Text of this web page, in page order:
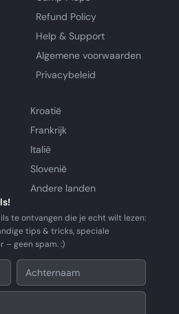
Refund Policy
Help & Support
Algemene voorwaarden
Privacybeleid
Kroatië
Frankrijk
Italië
Slovenië
Andere landen
te ontvangen die je echt wilt lezen:
tips & tricks, speciale
– geen spam. :)